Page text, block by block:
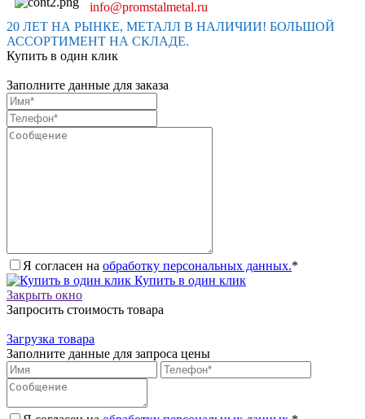
info@promstalmetal.ru
20 ЛЕТ НА РЫНКЕ, МЕТАЛЛ В НАЛИЧИИ! БОЛЬШОЙ
АССОРТИМЕНТ НА СКЛАДЕ.
Купить в один клик
Заполните данные для заказа
Я согласен на обработку персональных данных.*
Купить в один клик
Закрыть окно
Запросить стоимость товара
Загрузка товара
Заполните данные для запроса цены